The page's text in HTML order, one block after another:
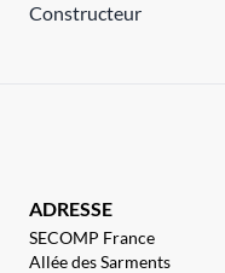
Constructeur
ADRESSE
SECOMP France
Allée des Sarments